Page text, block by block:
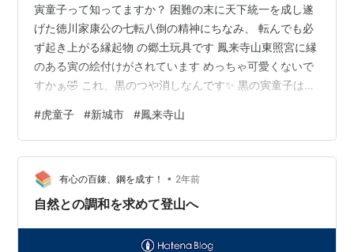
寅童子って知ってますか？ 困難の末に天下統一を成し遂
げた徳川家康公の七転八倒の精神にちなみ、 転んでも必
ず起き上がる縁起物 の郷土玩具です 鳳来寺山東照宮に縁
のある寅の絵付けがされています めっちゃ可愛くないで
すかぁ🤣 これ、黒のつや消しなんです✨ 黒の寅童子は、
いるようです 色はこれだけありますよ 全種類揃えたくな
りました😘 お店の方は、「私これ好きすぎて全種類揃え
ちゃいました」 なんておっしゃってました🤭 私は、ヨコ
タ博物館のマルシェで、たまたま出会いこの寅童子を買
ったのですが、 本来は、新城の竹内時計店の方が 作られ
#虎童子 #新城市 #鳳来寺山
有心の百錬、鋼を成す！ • 2年前
自然との調和を求めて登山へ